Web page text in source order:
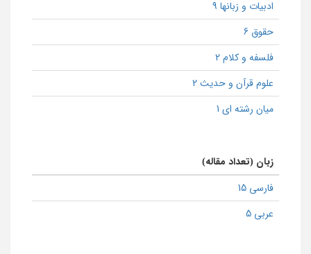
ادبیات و زبانها 9
حقوق 6
فلسفه و کلام 2
علوم قرآن و حدیث 2
میان رشته ای 1
زبان (تعداد مقاله)
فارسی 15
عربی 5